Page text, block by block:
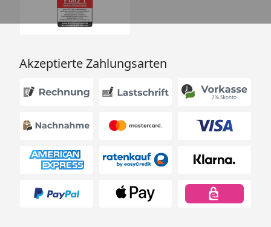
Akzeptierte Zahlungsarten